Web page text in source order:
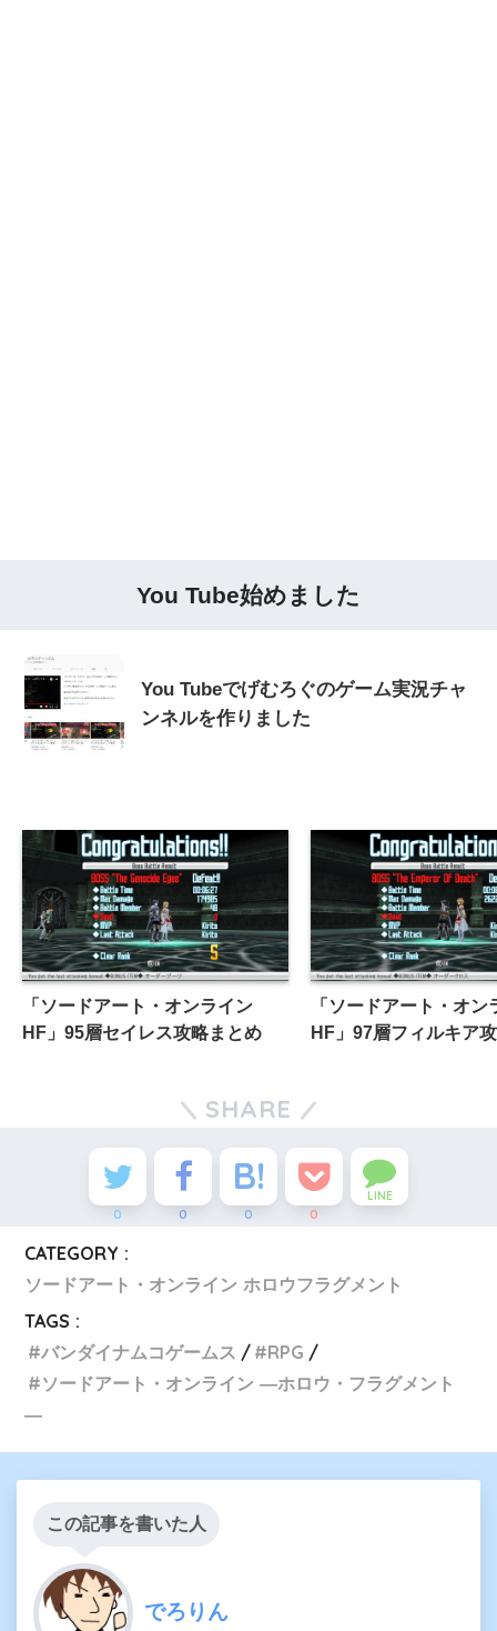
You Tube始めました
You Tubeでげむろぐのゲーム実況チャ
ンネルを作りました
「ソードアート・オンライン
HF」95層セイレス攻略まとめ
「ソードアート・オン
HF」97層フィルキア
SHARE
0 0 0 0
LINE
CATEGORY :
ソードアート・オンライン ホロウフラグメント
TAGS :
バンダイナムコゲームス
RPG
ソードアート・オンライン ―ホロウ・フラグメント
―
この記事を書いた人
でろりん